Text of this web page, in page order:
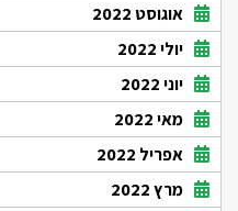
אוגוסט 2022
יולי 2022
יוני 2022
מאי 2022
אפריל 2022
מרץ 2022